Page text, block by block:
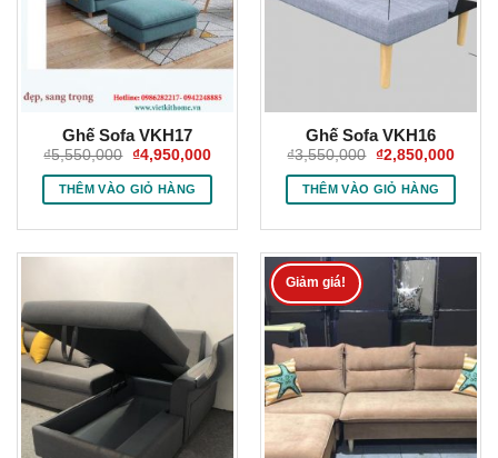
Ghế Sofa VKH17
₫5,550,000 Giá
là:
₫5,550,000.
₫4,950,000Giá
tại
THÊM VÀO GIỎ HÀNG
Ghế Sofa VKH16
₫3,550,000 Giá
là:
₫3,550,000.
₫2,850,000Giá
tại
THÊM VÀO GIỎ HÀNG
Giảm giá!